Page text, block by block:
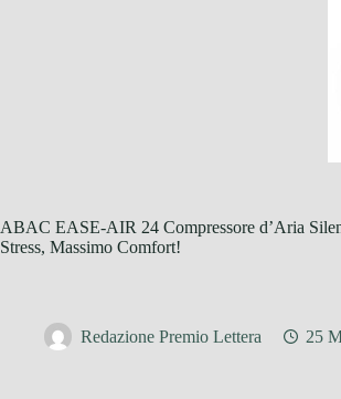
ABAC EASE-AIR 24 Compressore d’Aria
Stress, Massimo Comfort!
Redazione Premio Lettera 25